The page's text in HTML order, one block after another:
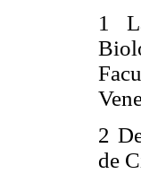
1
2
de